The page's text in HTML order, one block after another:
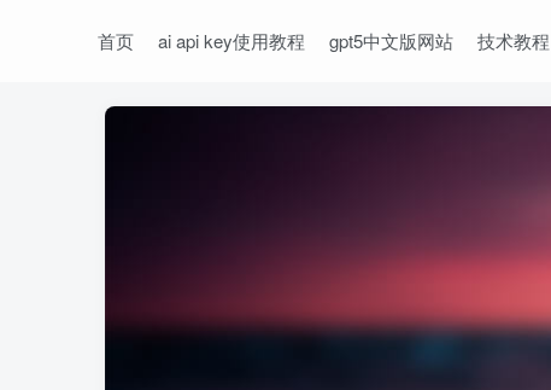
首页 ai api key使用教程 gpt5中文版网站 技术教程